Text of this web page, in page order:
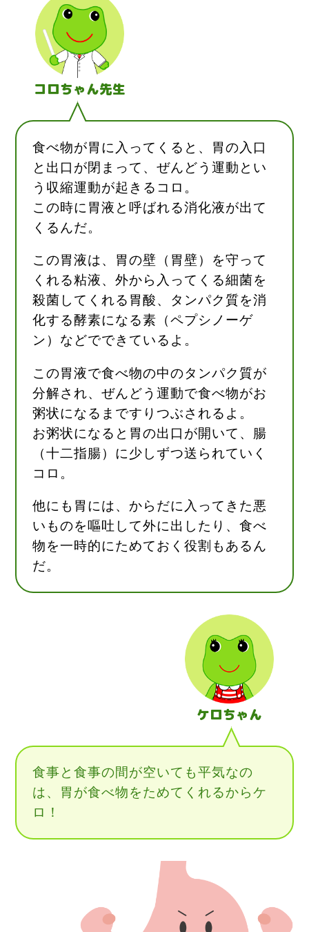
コロちゃん先生
食べ物が胃に入ってくると、胃の入口
と出口が閉まって、ぜんどう運動とい
う収縮運動が起きるコロ。
この時に胃液と呼ばれる消化液が出て
くるんだ。
この胃液は、胃の壁（胃壁）を守って
くれる粘液、外から入ってくる細菌を
殺菌してくれる胃酸、タンパク質を消
化する酵素になる素（ペプシノーゲ
ン）などでできているよ。
この胃液で食べ物の中のタンパク質が
分解され、ぜんどう運動で食べ物がお
粥状になるまですりつぶされるよ。
お粥状になると胃の出口が開いて、腸
（十二指腸）に少しずつ送られていく
コロ。
他にも胃には、からだに入ってきた悪
いものを嘔吐して外に出したり、食べ
物を一時的にためておく役割もあるん
だ。
ケロちゃん
食事と食事の間が空いても平気なの
は、胃が食べ物をためてくれるからケ
ロ！